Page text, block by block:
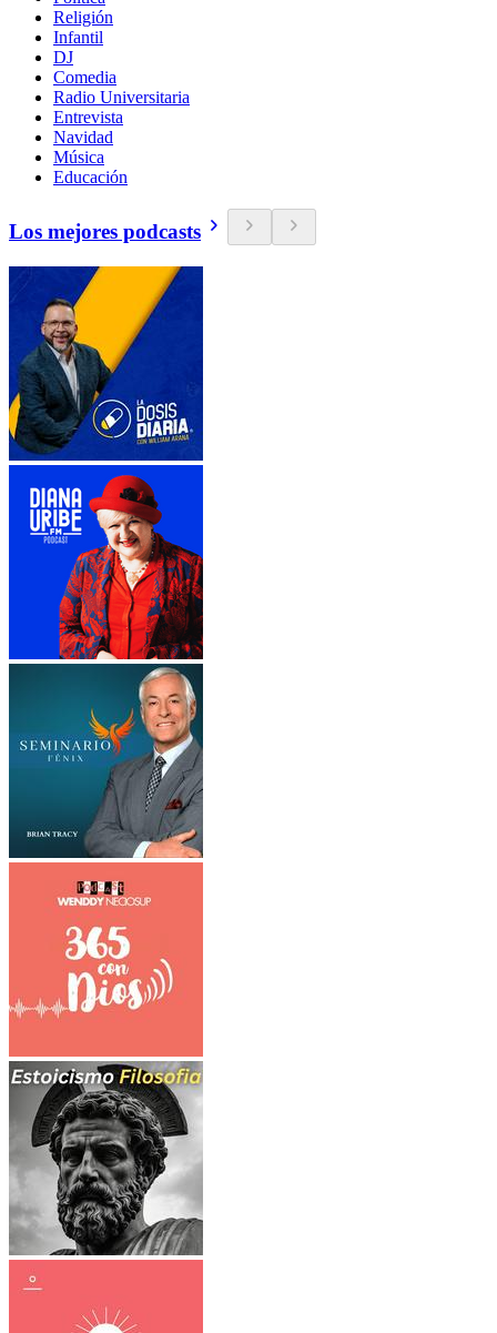
Religión
Infantil
DJ
Comedia
Radio Universitaria
Entrevista
Navidad
Música
Educación
Los mejores podcasts